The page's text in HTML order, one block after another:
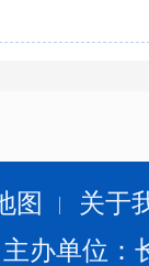
图
关于
办单位